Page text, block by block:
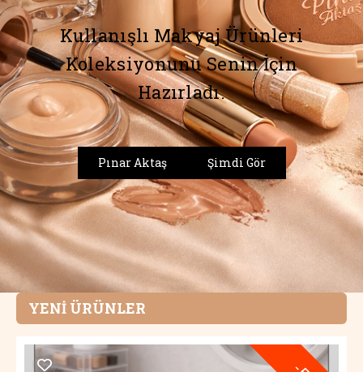
Kullanışlı Makyaj Ürünleri
Koleksiyonunu Senin İçin
Hazırladı.
Pınar Aktaş Şimdi Gör
YENİ ÜRÜNLER